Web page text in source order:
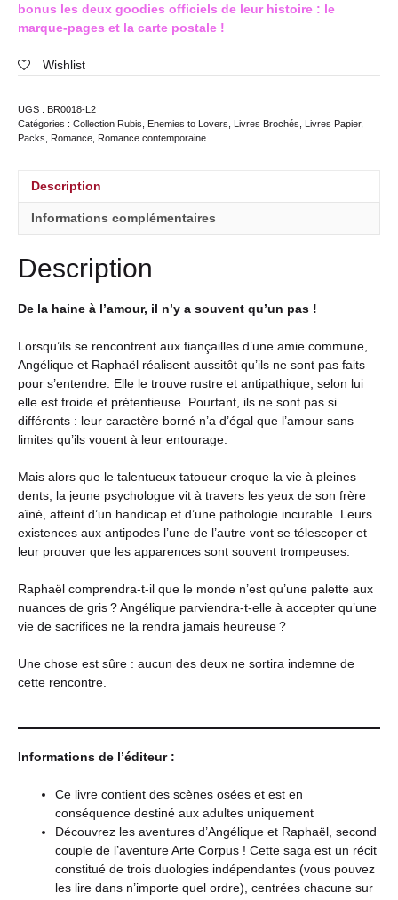
bonus les deux goodies officiels de leur histoire : le
marque-pages et la carte postale !
Wishlist
UGS : BR0018-L2
Catégories : Collection Rubis Enemies to Lovers Livres Brochés Livres Papier,
Packs
Romance Romance contemporaine
Description
Informations complémentaires
Description
De la haine à l’amour, il n’y a souvent qu’un pas !
Lorsqu’ils se rencontrent aux fiançailles d’une amie commune,
Angélique et Raphaël réalisent aussitôt qu’ils ne sont pas faits
pour s’entendre. Elle le trouve rustre et antipathique, selon lui
elle est froide et prétentieuse. Pourtant, ils ne sont pas si
différents : leur caractère borné n’a d’égal que l’amour sans
limites qu’ils vouent à leur entourage.
Mais alors que le talentueux tatoueur croque la vie à pleines
dents, la jeune psychologue vit à travers les yeux de son frère
aîné, atteint d’un handicap et d’une pathologie incurable. Leurs
existences aux antipodes l’une de l’autre vont se télescoper et
leur prouver que les apparences sont souvent trompeuses.
Raphaël comprendra-t-il que le monde n’est qu’une palette aux
nuances de gris ? Angélique parviendra-t-elle à accepter qu’une
vie de sacrifices ne la rendra jamais heureuse ?
Une chose est sûre : aucun des deux ne sortira indemne de
cette rencontre.
Informations de l’éditeur :
Ce livre contient des scènes osées et est en
conséquence destiné aux adultes uniquement
Découvrez les aventures d’Angélique et Raphaël, second
couple de l’aventure Arte Corpus ! Cette saga est un récit
constitué de trois duologies indépendantes (vous pouvez
les lire dans n’importe quel ordre), centrées chacune sur